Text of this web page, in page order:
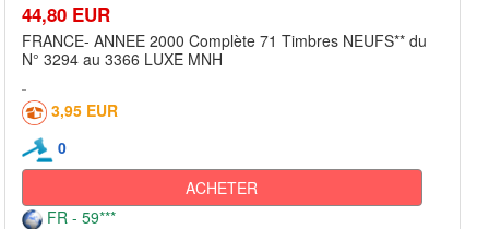
44,80 EUR
FRANCE- ANNEE 2000 Complète 71 Timbres NEUFS** du
N° 3294 au 3366 LUXE MNH
3,95 EUR
0
ACHETER
FR - 59***